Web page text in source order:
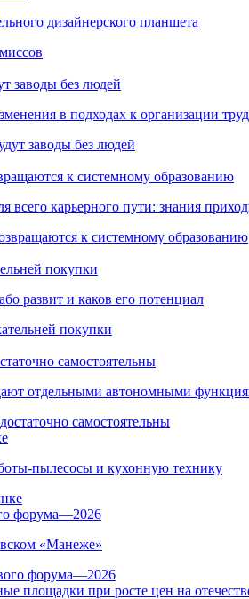
дизайнерского планшета
заводы без людей
в подходах к организации
к системному образованию
всего карьерного пути: знания
покупки
развит и каков его потенциал
самостоятельны
отдельными автономными
пылесосы и кухонную технику
форума—2026
«Манеже»
площадки при росте цен на